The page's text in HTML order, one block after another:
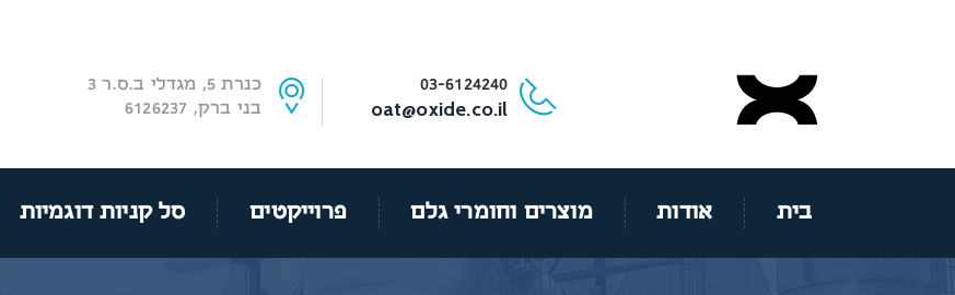
03-6124240
oat@oxide.co.il
כנרת 5, מגדלי ב.ס.ר 3
בני ברק, 6126237
בית אודות מוצרים וחומרי גלם פרוייקטים סל קניות דוגמיות